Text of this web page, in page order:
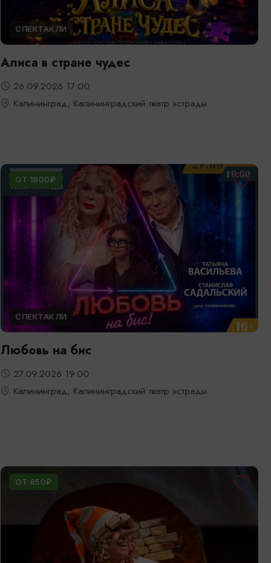
СПЕКТАКЛИ
Алиса в стране чудес
26.09.2026 17:00
Калининград, Калининградский театр эстрады
ОТ 1800₽
СПЕКТАКЛИ
Любовь на бис
27.09.2026 19:00
Калининград, Калининградский театр эстрады
ОТ 650₽